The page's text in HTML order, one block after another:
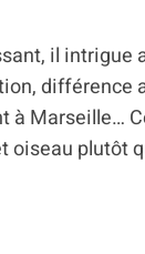
il intrigue
différence
à Marseille…
plutôt